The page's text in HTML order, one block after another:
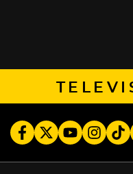
FacebookTwitterYoutube